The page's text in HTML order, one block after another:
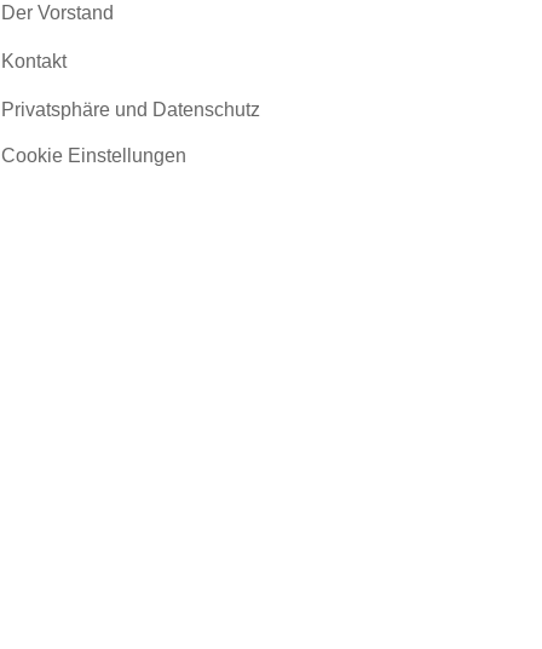
Der Vorstand
Kontakt
Privatsphäre und Datenschutz
Cookie Einstellungen